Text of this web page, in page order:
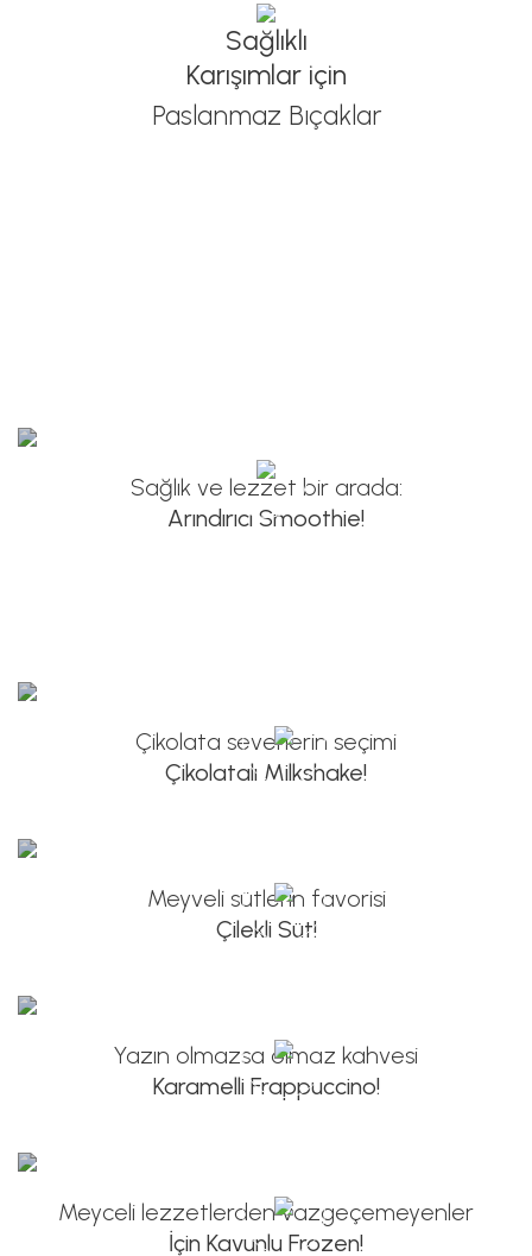
Sağlıklı
Karışımlar için
Paslanmaz Bıçaklar
Sağlık ve lezzet bir arada:
Arındırıcı Smoothie!
Çikolata severlerin seçimi
Çikolatalı Milkshake!
Meyveli sütlerin favorisi
Çilekli Süt!
Yazın olmazsa olmaz kahvesi
Karamelli Frappuccino!
Meyceli lezzetlerden vazgeçemeyenler
İçin Kavunlu Frozen!